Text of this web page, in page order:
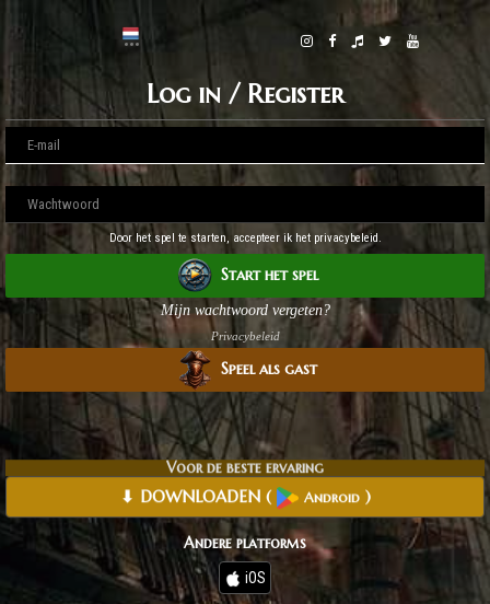
Log in / Register
Door het spel te starten, accepteer ik het privacybeleid.
Start het spel
Mijn wachtwoord vergeten?
Privacybeleid
Speel als gast
Voor de beste ervaring
⬇ DOWNLOADEN ( Android)
Andere platforms
iOS